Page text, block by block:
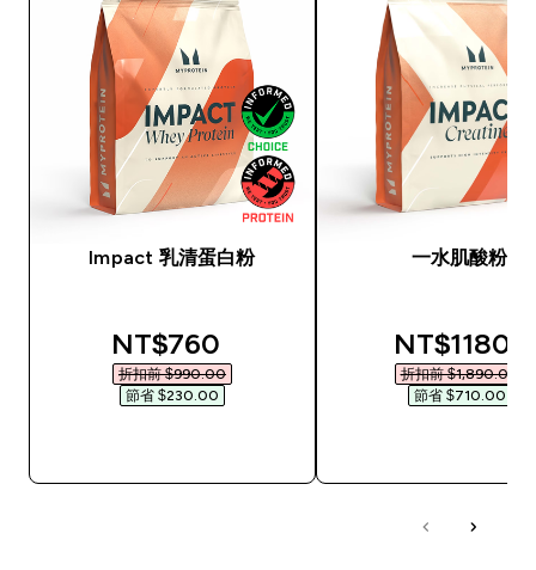
Impact 乳清蛋白粉
discounted price
NT$760‎
折扣前 $990.00‎
節省 $230.00‎
一水肌酸粉
NT$1180‎
折扣前 $1,890.00‎
節省 $710.00‎